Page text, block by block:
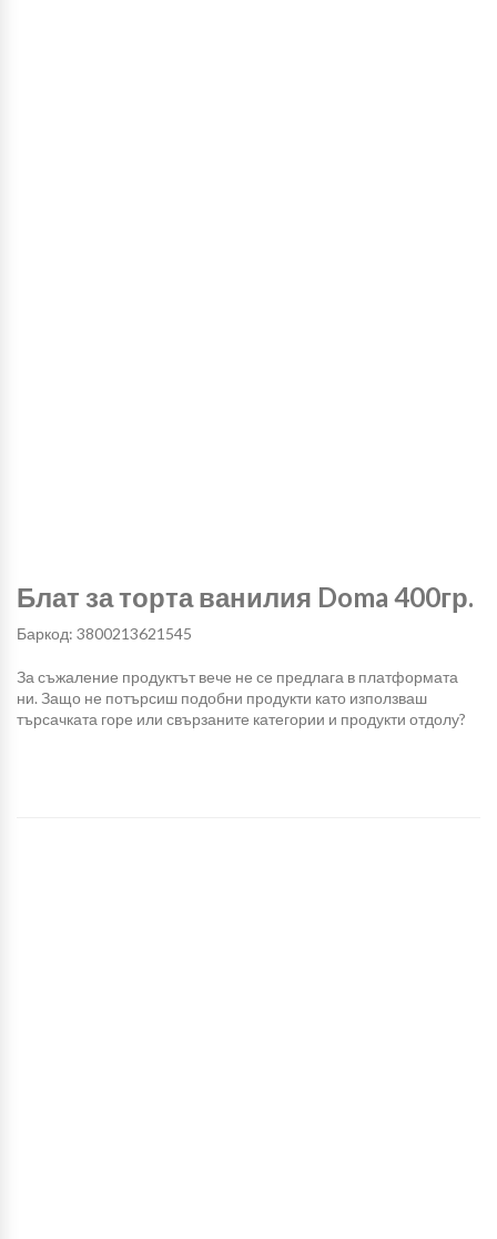
Блат за торта ванилия Doma 400гр.
Баркод: 3800213621545
За съжаление продуктът вече не се предлага в платформата
ни. Защо не потърсиш подобни продукти като използваш
търсачката горе или свързаните категории и продукти отдолу?